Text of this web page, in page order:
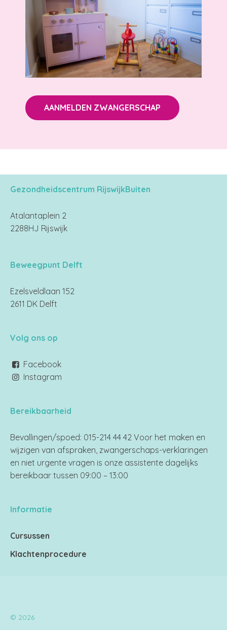
AANMELDEN ZWANGERSCHAP
Gezondheidscentrum RijswijkBuiten
Atalantaplein 2
2288HJ Rijswijk
Beweegpunt Delft
Ezelsveldlaan 152
2611 DK Delft
Volg ons op
Facebook
Instagram
Bereikbaarheid
Bevallingen/spoed: 015-214 44 42 Voor het maken en
wijzigen van afspraken, zwangerschaps-verklaringen
en niet urgente vragen is onze assistente dagelijks
bereikbaar tussen 09:00 – 13:00
Informatie
Cursussen
Klachtenprocedure
© 2026